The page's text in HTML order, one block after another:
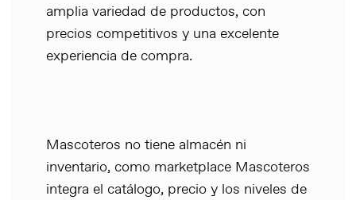
amplia variedad de productos, con
precios competitivos y una excelente
experiencia de compra.
Mascoteros no tiene almacén ni
inventario, como marketplace Mascoteros
integra el catálogo, precio y los niveles de